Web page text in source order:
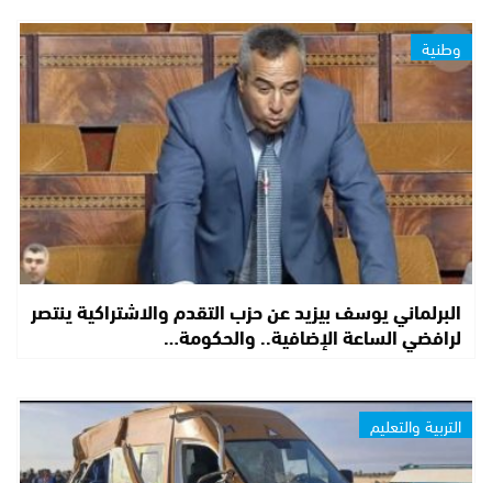
وطنية
البرلماني يوسف بيزيد عن حزب التقدم والاشتراكية ينتصر
لرافضي الساعة الإضافية.. والحكومة…
التربية والتعليم